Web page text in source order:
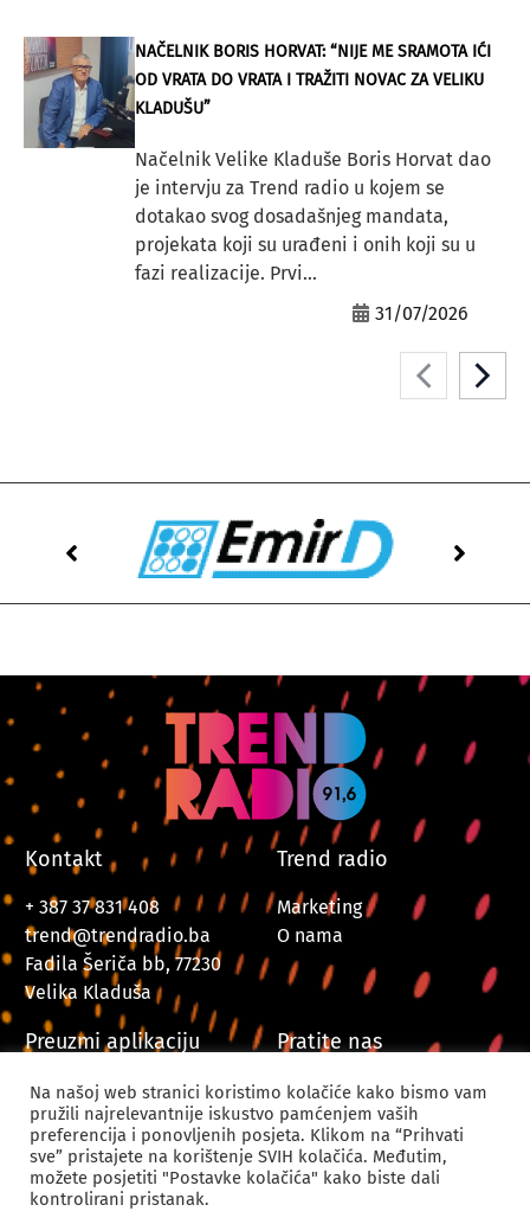
NAČELNIK BORIS HORVAT: “NIJE ME SRAMOTA IĆI
OD VRATA DO VRATA I TRAŽITI NOVAC ZA VELIKU
KLADUŠU”
Načelnik Velike Kladuše Boris Horvat dao
je intervju za Trend radio u kojem se
dotakao svog dosadašnjeg mandata,
projekata koji su urađeni i onih koji su u
fazi realizacije. Prvi...
31/07/2026
Kontakt
+ 387 37 831 408
trend@trendradio.ba
Fadila Šeriča bb, 77230
Velika Kladuša
Trend radio
Marketing
O nama
Preuzmi aplikaciju Pratite nas
Na našoj web stranici koristimo kolačiće kako bismo vam
pružili najrelevantnije iskustvo pamćenjem vaših
preferencija i ponovljenih posjeta. Klikom na “Prihvati
sve” pristajete na korištenje SVIH kolačića. Međutim,
možete posjetiti "Postavke kolačića" kako biste dali
kontrolirani pristanak.